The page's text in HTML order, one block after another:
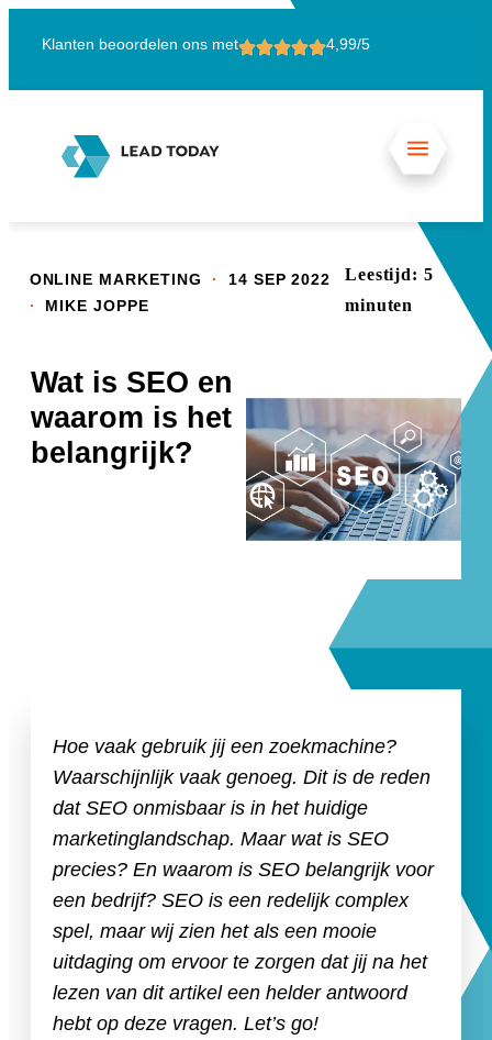
Klanten beoordelen ons met 4,99/5
ONLINE MARKETING .
14 SEP 2022
.
MIKE JOPPE
Leestijd: 5
minuten
Wat is SEO en
waarom is het
belangrijk?
Hoe vaak gebruik jij een zoekmachine?
Waarschijnlijk vaak genoeg. Dit is de reden
dat SEO onmisbaar is in het huidige
marketinglandschap. Maar wat is SEO
precies? En waarom is SEO belangrijk voor
een bedrijf? SEO is een redelijk complex
spel, maar wij zien het als een mooie
uitdaging om ervoor te zorgen dat jij na het
lezen van dit artikel een helder antwoord
hebt op deze vragen. Let’s go!